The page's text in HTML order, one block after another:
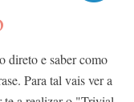
direto e saber como
Para tal vais ver a